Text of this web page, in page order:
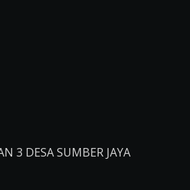
3 DESA SUMBER JAYA